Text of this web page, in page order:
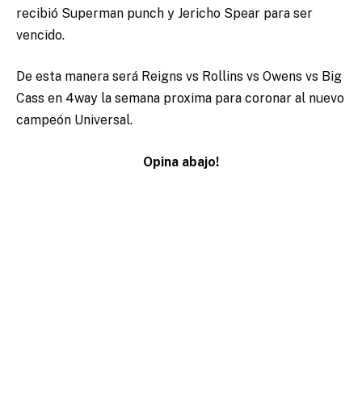
recibió Superman punch y Jericho Spear para ser
vencido.
De esta manera será Reigns vs Rollins vs Owens vs Big
Cass en 4way la semana proxima para coronar al nuevo
campeón Universal.
Opina abajo!